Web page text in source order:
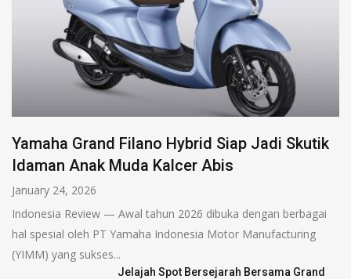
Yamaha Grand Filano Hybrid Siap Jadi Skutik
Idaman Anak Muda Kalcer Abis
January 24, 2026
Indonesia Review — Awal tahun 2026 dibuka dengan berbagai
hal spesial oleh PT Yamaha Indonesia Motor Manufacturing
(YIMM) yang sukses...
Jelajah Spot Bersejarah Bersama Grand